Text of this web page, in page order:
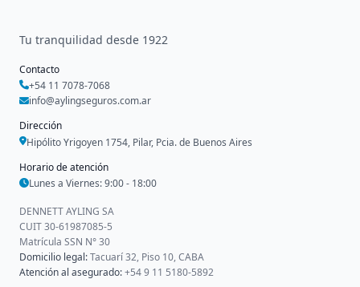
Tu tranquilidad desde 1922
Contacto
+54 11 7078-7068
info@aylingseguros.com.ar
Dirección
Hipólito Yrigoyen 1754, Pilar, Pcia. de Buenos Aires
Horario de atención
Lunes a Viernes: 9:00 - 18:00
DENNETT AYLING SA
CUIT 30-61987085-5
Matrícula SSN N° 30
Domicilio legal:Tacuarí 32, Piso 10, CABA
Atención al asegurado:+54 9 11 5180-5892